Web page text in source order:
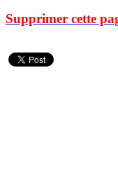
Supprimer cette